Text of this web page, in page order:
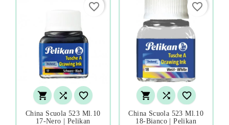
  
China Scuola 523 Ml.10
17-Nero | Pelikan
favorite_border
  
China Scuola 523 Ml.10
18-Bianco | Pelikan
favorite_border